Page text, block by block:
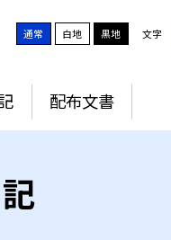
通常 白地 黒地 文字
配布文書